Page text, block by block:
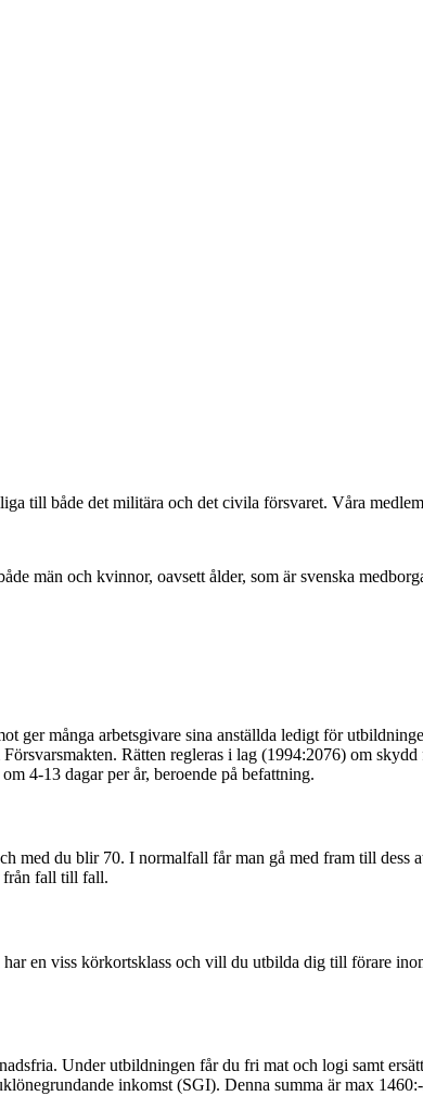
till både det militära och det civila försvaret. Våra
män och kvinnor, oavsett ålder, som är svenska
ger många arbetsgivare sina anställda ledigt för
Rätten regleras i lag (1994:2076) om
4-13 dagar per år, beroende på befattning.
med du blir 70. I normalfall får man gå med fram till dess
från fall till fall.
en viss körkortsklass och vill du utbilda dig till förare
Under utbildningen får du fri mat och logi samt
inkomst (SGI). Denna summa är max